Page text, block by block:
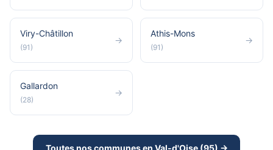
Viry-Châtillon
(91)
→
Athis-Mons
(91)
→
Gallardon
(28)
→
Toutes nos communes en Val-d'Oise (95) →